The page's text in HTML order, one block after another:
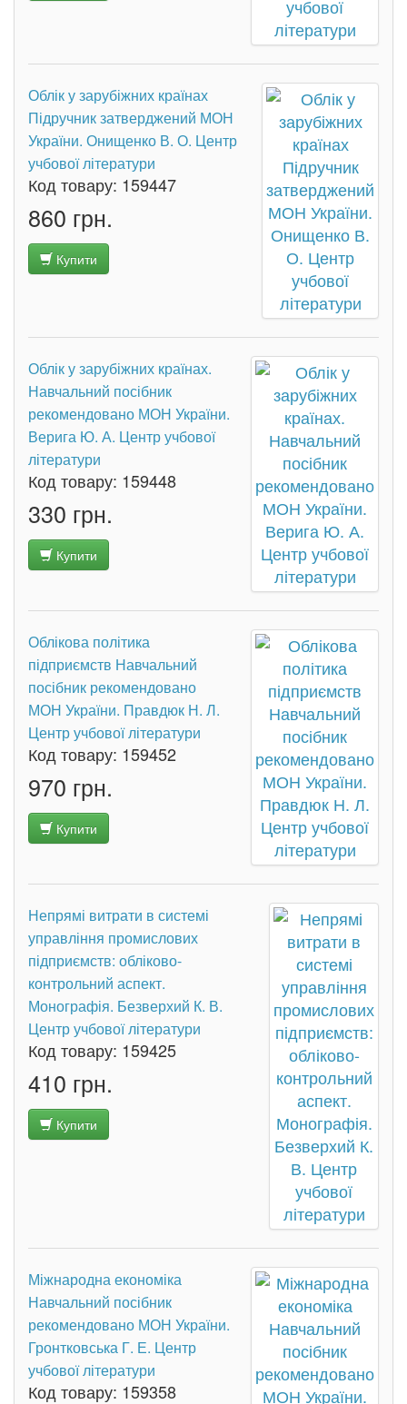
Облік у зарубіжних країнах
Підручник затверджений МОН
України. Онищенко В. О. Центр
учбової літератури
Код товару: 159447
860 грн.
Купити
Облік у зарубіжних країнах.
Навчальний посібник
рекомендовано МОН України.
Верига Ю. А. Центр учбової
літератури
Код товару: 159448
330 грн.
Купити
Облікова політика
підприємств Навчальний
посібник рекомендовано
МОН України. Правдюк Н. Л.
Центр учбової літератури
Код товару: 159452
970 грн.
Купити
Непрямі витрати в системі
управління промислових
підприємств: обліково-
контрольний аспект.
Монографія. Безверхий К. В.
Центр учбової літератури
Код товару: 159425
410 грн.
Купити
Міжнародна економіка
Навчальний посібник
рекомендовано МОН України.
Гронтковська Г. Е. Центр
учбової літератури
Код товару: 159358